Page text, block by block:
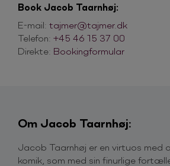
Book Jacob Taarnhøj:
E-mail: tajmer@tajmer.dk
Telefon: +45 46 15 37 00
Direkte: Bookingformular
Om Jacob Taarnhøj:
Jacob Taarnhøj er en virtuos med
komik, som med sin finurlige